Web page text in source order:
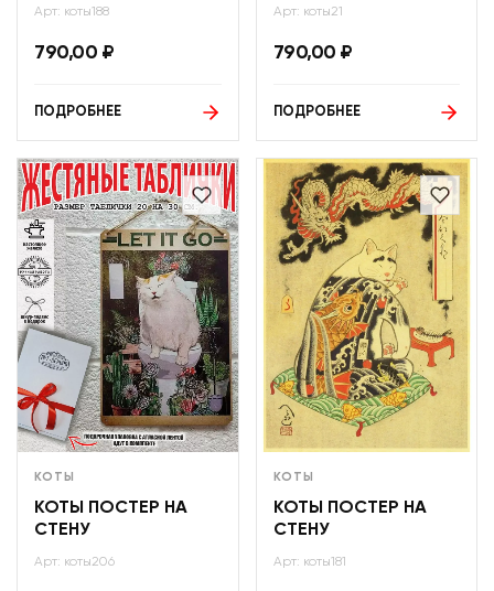
Арт: коты188
790,00 ₽
ПОДРОБНЕЕ
Арт: коты21
790,00 ₽
ПОДРОБНЕЕ
КОТЫ
КОТЫ ПОСТЕР НА
СТЕНУ
Арт: коты206
КОТЫ
КОТЫ ПОСТЕР НА
СТЕНУ
Арт: коты181